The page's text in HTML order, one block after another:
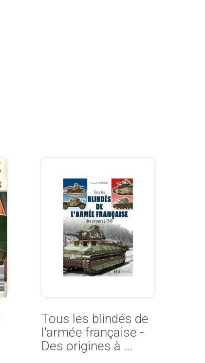
Tous les blindés de
l'armée française -
Des origines à ...